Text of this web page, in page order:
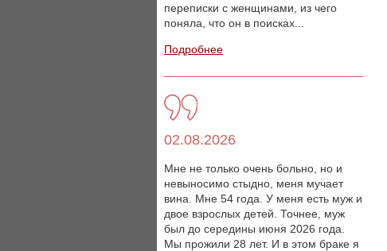
переписки с женщинами, из чего
поняла, что он в поисках...
Подробнее
02.08.2026
Мне не только очень больно, но и
невыносимо стыдно, меня мучает
вина. Мне 54 года. У меня есть муж и
двое взрослых детей. Точнее, муж
был до середины июня 2026 года.
Мы прожили 28 лет. И в этом браке я